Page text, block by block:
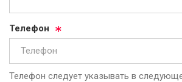
Те­ле­фон
Телефон следует указывать в